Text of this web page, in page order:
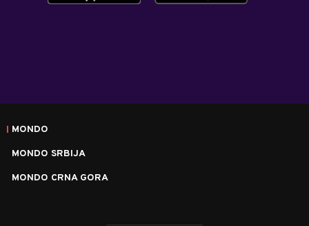
MONDO
MONDO SRBIJA
MONDO CRNA GORA